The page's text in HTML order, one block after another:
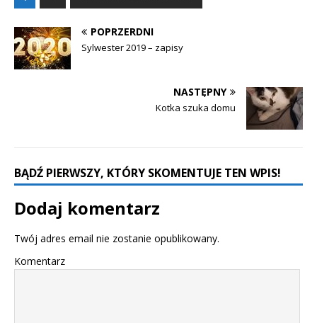
POPRZERDNI
Sylwester 2019 – zapisy
NASTĘPNY
Kotka szuka domu
BĄDŹ PIERWSZY, KTÓRY SKOMENTUJE TEN WPIS!
Dodaj komentarz
Twój adres email nie zostanie opublikowany.
Komentarz